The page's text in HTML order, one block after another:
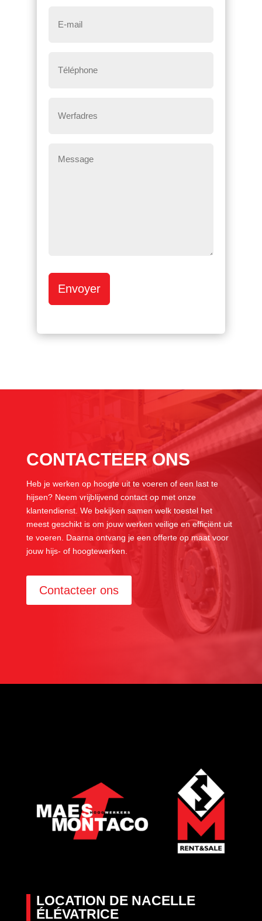
mail*
Envoyer
CONTACTEER ONS
Heb je werken op hoogte uit te voeren of een last te
hijsen? Neem vrijblijvend contact op met onze
klantendienst. We bekijken samen welk toestel het
meest geschikt is om jouw werken veilige en efficiënt uit
te voeren. Daarna ontvang je een offerte op maat voor
jouw hijs- of hoogtewerken.
Contacteer ons
LOCATION DE NACELLE
ÉLÉVATRICE